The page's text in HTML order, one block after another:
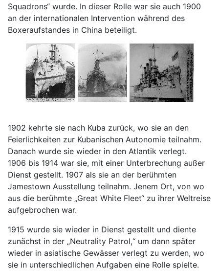
Squadrons“ wurde. In dieser Rolle war sie auch 1900
an der internationalen Intervention während des
Boxeraufstandes in China beteiligt.
1902 kehrte sie nach Kuba zurück, wo sie an den
Feierlichkeiten zur Kubanischen Autonomie teilnahm.
Danach wurde sie wieder in den Atlantik verlegt.
1906 bis 1914 war sie, mit einer Unterbrechung außer
Dienst gestellt. 1907 als sie an der berühmten
Jamestown Ausstellung teilnahm. Jenem Ort, von wo
aus die berühmte „Great White Fleet“ zu ihrer Weltreise
aufgebrochen war.
1915 wurde sie wieder in Dienst gestellt und diente
zunächst in der „Neutrality Patrol,“ um dann später
wieder in asiatische Gewässer verlegt zu werden, wo
sie in unterschiedlichen Aufgaben eine Rolle spielte.